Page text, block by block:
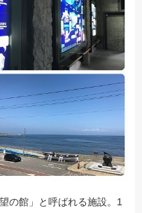
の館」と呼ばれる施設。1